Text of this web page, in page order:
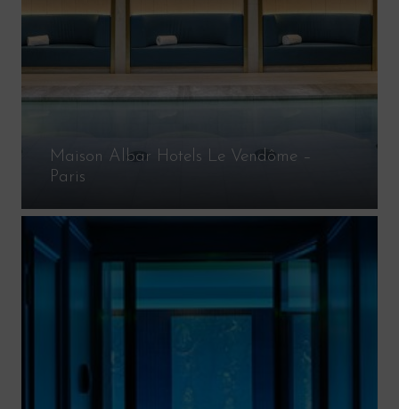
Maison Albar Hotels Le Vendôme –
Paris